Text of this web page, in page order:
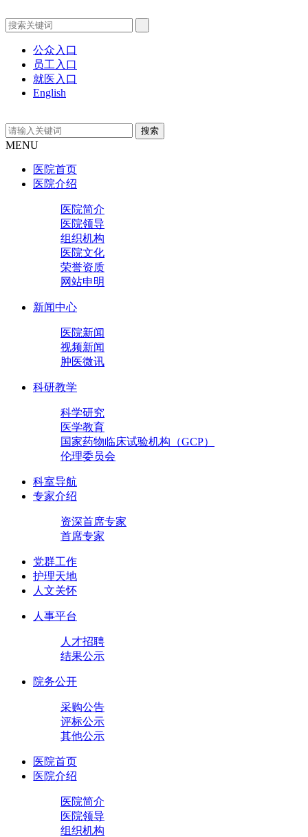
公众入口
员工入口
就医入口
English
MENU
医院首页
医院介绍
医院简介
医院领导
组织机构
医院文化
荣誉资质
网站申明
新闻中心
医院新闻
视频新闻
肿医微讯
科研教学
科学研究
医学教育
国家药物临床试验机构（GCP）
伦理委员会
科室导航
专家介绍
资深首席专家
首席专家
党群工作
护理天地
人文关怀
人事平台
人才招聘
结果公示
院务公开
采购公告
评标公示
其他公示
医院首页
医院介绍
医院简介
医院领导
组织机构